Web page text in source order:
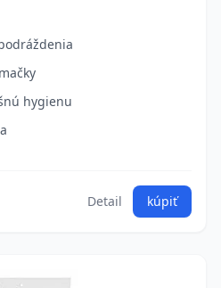
hygienu
Detail kúpiť